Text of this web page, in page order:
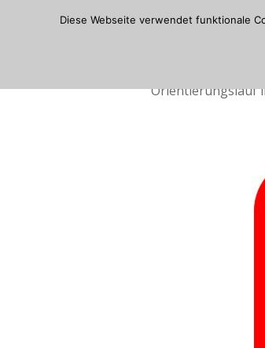
Orientierungslauf
Diese Webseite verwendet funktionale